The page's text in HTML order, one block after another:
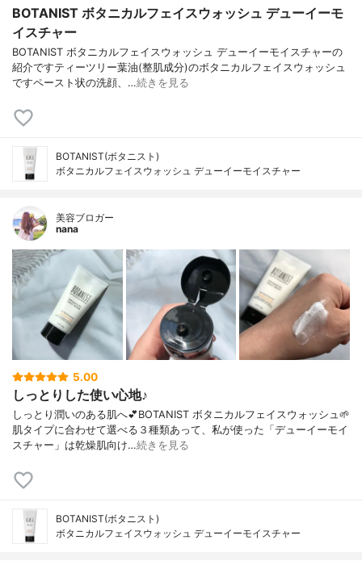
BOTANIST ボタニカルフェイスウォッシュ デューイーモ
イスチャー
BOTANIST ボタニカルフェイスウォッシュ デューイーモイスチャーの
紹介ですティーツリー葉油(整肌成分)のボタニカルフェイスウォッシュ
ですペースト状の洗顔、…続きを見る
BOTANIST(ボタニスト)
ボタニカルフェイスウォッシュ デューイーモイスチャー
美容ブロガー
nana
5.00
しっとりした使い心地♪
しっとり潤いのある肌へ💕BOTANIST ボタニカルフェイスウォッシュ🌱
肌タイプに合わせて選べる３種類あって、私が使った「デューイーモイ
スチャー」は乾燥肌向け…続きを見る
BOTANIST(ボタニスト)
ボタニカルフェイスウォッシュ デューイーモイスチャー